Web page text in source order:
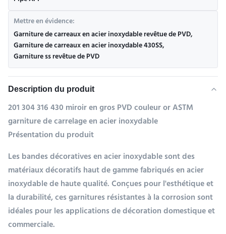
Mettre en évidence:
Garniture de carreaux en acier inoxydable revêtue de PVD,
Garniture de carreaux en acier inoxydable 430SS,
Garniture ss revêtue de PVD
Description du produit
201 304 316 430 miroir en gros PVD couleur or ASTM
garniture de carrelage en acier inoxydable
Présentation du produit
Les bandes décoratives en acier inoxydable sont des
matériaux décoratifs haut de gamme fabriqués en acier
inoxydable de haute qualité. Conçues pour l'esthétique et
la durabilité, ces garnitures résistantes à la corrosion sont
idéales pour les applications de décoration domestique et
commerciale.